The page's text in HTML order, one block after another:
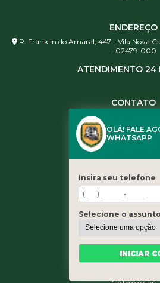
ENDEREÇO
R. Franklin do Amaral, 447 - Vila Nova
- 02479-000
ATENDIMENTO 24
CONTATO
(11) 3461-5871
Home
Quem
Serviços
Blog
OLÁ! FALE
WHATSAPP
Insira seu telefone
Selecione o assunto
INICIAR